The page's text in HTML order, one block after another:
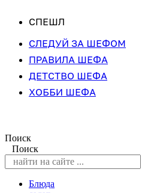
СПЕШЛ
СЛЕДУЙ ЗА ШЕФОМ
ПРАВИЛА ШЕФА
ДЕТСТВО ШЕФА
ХОББИ ШЕФА
Поиск
Поиск
Блюда